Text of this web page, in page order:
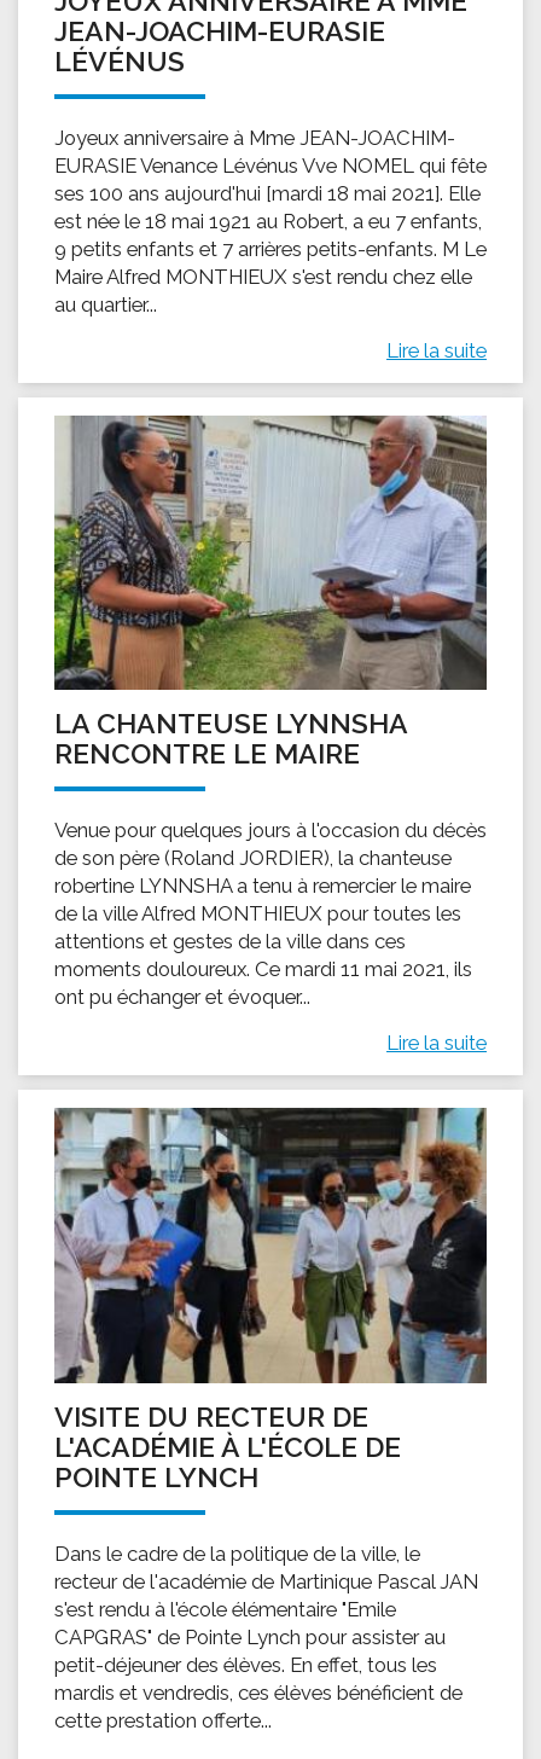
JEAN-JOACHIM-EURASIE
LÉVÉNUS
Joyeux anniversaire à Mme JEAN-JOACHIM-
EURASIE Venance Lévénus Vve NOMEL qui fête
ses 100 ans aujourd'hui [mardi 18 mai 2021]. Elle
est née le 18 mai 1921 au Robert, a eu 7 enfants,
9 petits enfants et 7 arrières petits-enfants. M Le
Maire Alfred MONTHIEUX s'est rendu chez elle
au quartier...
Lire la suite
LA CHANTEUSE LYNNSHA
RENCONTRE LE MAIRE
Venue pour quelques jours à l'occasion du décès
de son père (Roland JORDIER), la chanteuse
robertine LYNNSHA a tenu à remercier le maire
de la ville Alfred MONTHIEUX pour toutes les
attentions et gestes de la ville dans ces
moments douloureux. Ce mardi 11 mai 2021, ils
ont pu échanger et évoquer...
Lire la suite
VISITE DU RECTEUR DE
L'ACADÉMIE À L'ÉCOLE DE
POINTE LYNCH
Dans le cadre de la politique de la ville, le
recteur de l'académie de Martinique Pascal JAN
s'est rendu à l'école élémentaire "Emile
CAPGRAS" de Pointe Lynch pour assister au
petit-déjeuner des élèves. En effet, tous les
mardis et vendredis, ces élèves bénéficient de
cette prestation offerte...